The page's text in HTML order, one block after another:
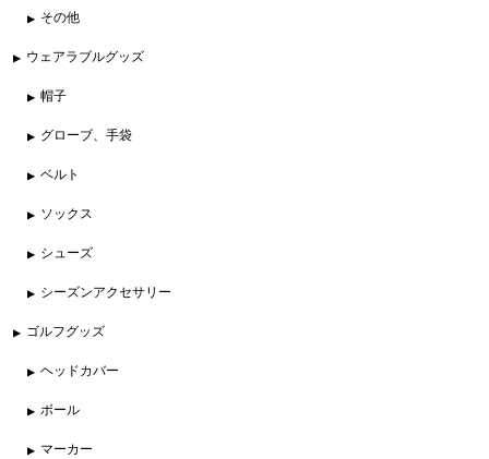
その他
ウェアラブルグッズ
帽子
グローブ、手袋
ベルト
ソックス
シューズ
シーズンアクセサリー
ゴルフグッズ
ヘッドカバー
ボール
マーカー